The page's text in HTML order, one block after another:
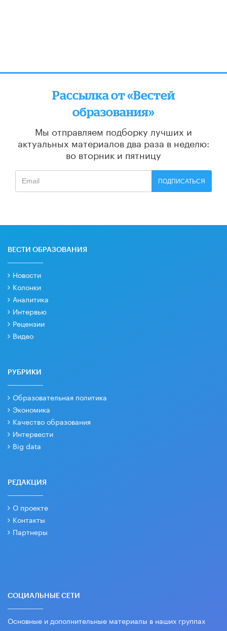
Рассылка от «Вестей
образования»
Мы отправляем подборку лучших и
актуальных материалов два раза в неделю:
во вторник и пятницу
ПОДПИСАТЬСЯ
ВЕСТИ ОБРАЗОВАНИЯ
Новости
Колонки
Аналитика
Интервью
Рецензии
Видео
РУБРИКИ
Образовательная политика
Экономика
Качество образования
Интервести
Big data
РЕДАКЦИЯ
О проекте
Контакты
Партнеры
СОЦИАЛЬНЫЕ СЕТИ
Основные и дополнительные материалы в наших группах